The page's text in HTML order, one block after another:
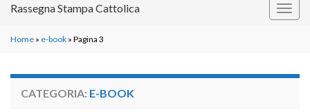
Rassegna Stampa Cattolica
Home » e-book » Pagina 3
CATEGORIA: E-BOOK